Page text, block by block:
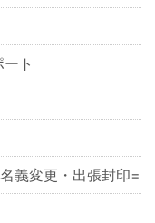
ト
義変更・出張封印=